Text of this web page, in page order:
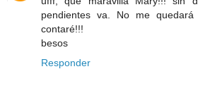
pendientes va. No me
contaré!!!
besos
Responder